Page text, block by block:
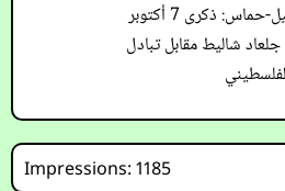
ذكرى 7 أكتوبر
شاليط مقابل تبادل
Impressions: 1185